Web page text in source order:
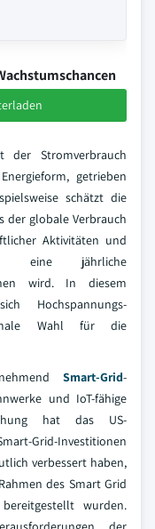
Stromverbrauch
getrieben
schätzt die
der globale Verbrauch
Aktivitäten und
eine jährliche
wird. In diesem
Hochspannungs-
Wahl für die
Smart-Grid-
und IoT-fähige
hat das US-
Grid-Investitionen
verbessert haben,
des Smart Grid
wurden.